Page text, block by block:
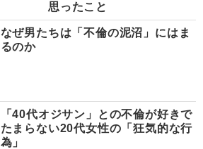
思ったこと
なぜ男たちは「不倫の泥沼」にはま
るのか
「40代オジサン」との不倫が好きで
たまらない20代女性の「狂気的な行
為」